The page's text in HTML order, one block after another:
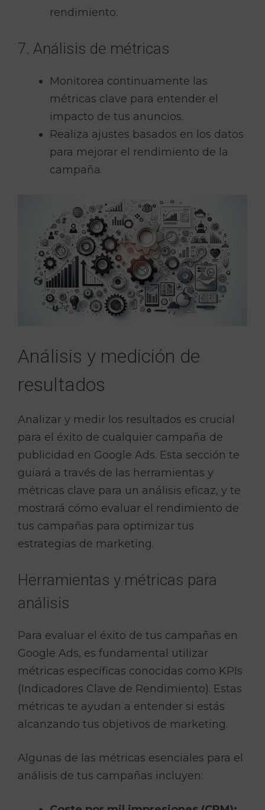
rendimiento.
7. Análisis de métricas
Monitorea continuamente las
métricas clave para entender el
impacto de tus anuncios.
Realiza ajustes basados en los datos
para mejorar el rendimiento de la
campaña.
Análisis y medición de
resultados
Analizar y medir los resultados es crucial
para el éxito de cualquier campaña de
publicidad en Google Ads. Esta sección te
guiará a través de las herramientas y
métricas clave para un análisis eficaz, y te
mostrará cómo evaluar el rendimiento de
tus campañas para optimizar tus
estrategias de marketing.
Herramientas y métricas para
análisis
Para evaluar el éxito de tus campañas en
Google Ads, es fundamental utilizar
métricas específicas conocidas como KPIs
(Indicadores Clave de Rendimiento). Estas
métricas te ayudan a entender si estás
alcanzando tus objetivos de marketing.
Algunas de las métricas esenciales para el
análisis de tus campañas incluyen: